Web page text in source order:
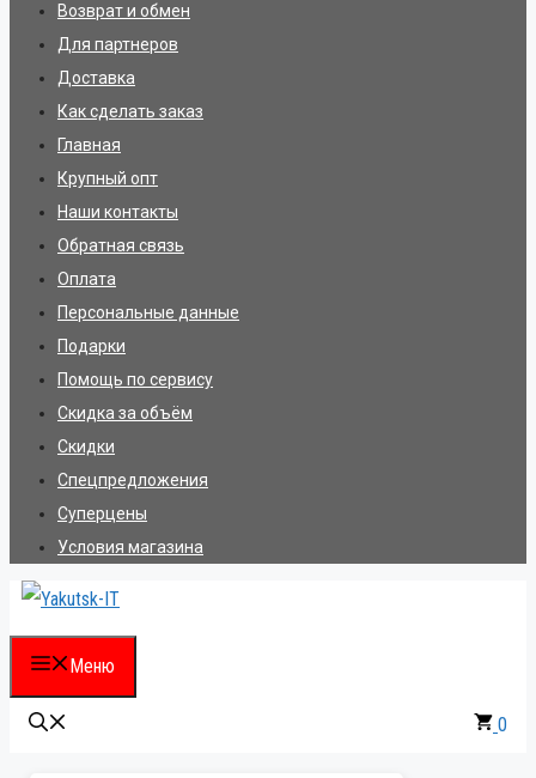
Возврат и обмен
Для партнеров
Доставка
Как сделать заказ
Главная
Крупный опт
Наши контакты
Обратная связь
Оплата
Персональные данные
Подарки
Помощь по сервису
Скидка за объём
Скидки
Спецпредложения
Суперцены
Условия магазина
Меню
0